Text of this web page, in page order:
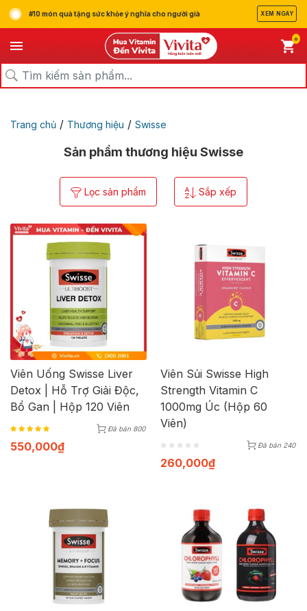
#10 món quà tặng sức khỏe ý nghĩa cho người già XEM NGAY
0
Trang chủ / Thương hiệu / Swisse
Sản phẩm thương hiệu Swisse
Lọc sản phẩm Sắp xếp
Viên Uống Swisse Liver
Detox | Hỗ Trợ Giải Độc,
Bổ Gan | Hộp 120 Viên
Đã bán 800
550,000₫
Viên Sủi Swisse High
Strength Vitamin C
1000mg Úc (Hộp 60
Viên)
Đã bán 240
260,000₫